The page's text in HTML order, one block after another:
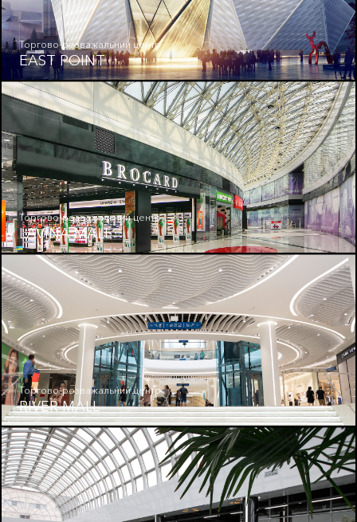
Торгово-розважальний центр
EAST POINT
Торгово-розважальний центр
LAVINA MALL
Торгово-розважальний центр
RIVER MALL